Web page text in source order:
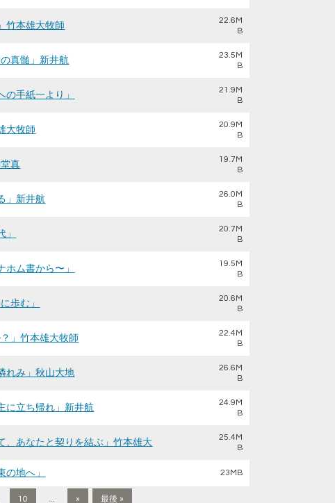
竹本雄大牧師
22.6M
B
真髄」新井航
23.5M
B
手紙一より」
21.9M
B
大牧師
20.9M
B
真
19.7M
B
」新井航
26.0M
B
」
20.7M
B
ム書から〜」
19.5M
B
歩む」
20.6M
B
」竹本雄大牧師
22.4M
B
れみ」秋山大地
26.6M
B
に立ち帰れ」新井航
24.9M
B
、あなたと契りを結ぶ」竹本雄大
25.4M
B
地へ」 23MB
10 ... » 最後 »